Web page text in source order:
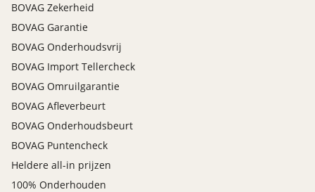
BOVAG Zekerheid
BOVAG Garantie
BOVAG Onderhoudsvrij
BOVAG Import Tellercheck
BOVAG Omruilgarantie
BOVAG Afleverbeurt
BOVAG Onderhoudsbeurt
BOVAG Puntencheck
Heldere all-in prijzen
100% Onderhouden